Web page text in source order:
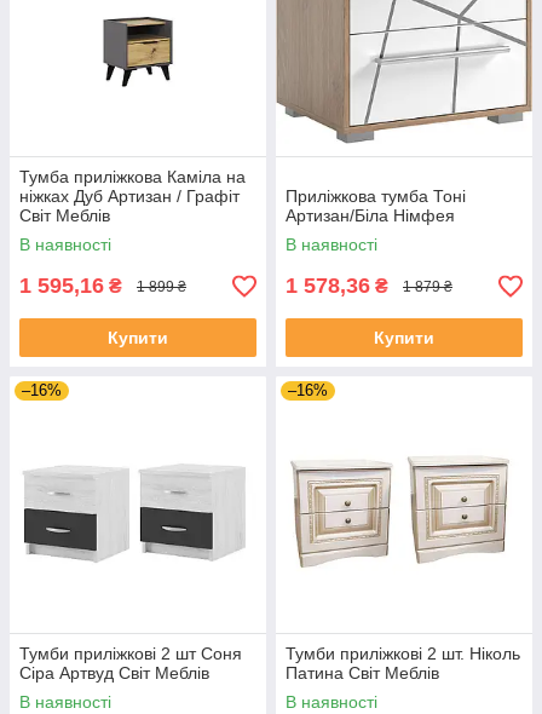
Тумба приліжкова Каміла на
ніжках Дуб Артизан / Графіт
Світ Меблів
В наявності
1 595,16 ₴ 1 899 ₴
Купити
Приліжкова тумба Тоні
Артизан/Біла Німфея
В наявності
1 578,36 ₴ 1 879 ₴
Купити
–16%
Тумби приліжкові 2 шт Соня
Сіра Артвуд Світ Меблів
В наявності
–16%
Тумби приліжкові 2 шт. Ніколь
Патина Світ Меблів
В наявності